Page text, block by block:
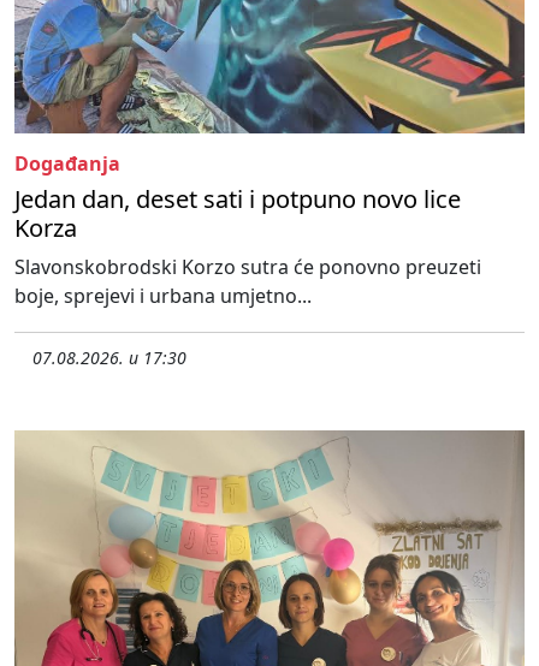
Događanja
Jedan dan, deset sati i potpuno novo lice
Korza
Slavonskobrodski Korzo sutra će ponovno preuzeti
boje, sprejevi i urbana umjetno...
07.08.2026. u 17:30